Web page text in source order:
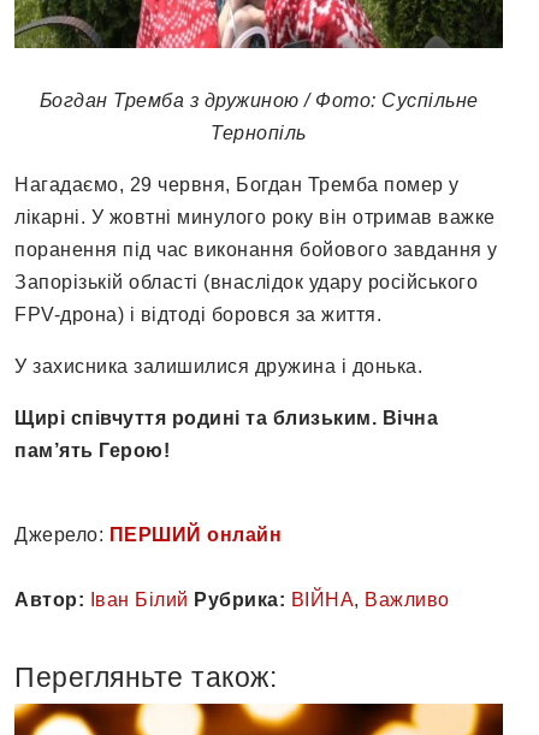
Богдан Тремба з дружиною / Фото: Суспільне
Тернопіль
Нагадаємо, 29 червня, Богдан Тремба помер у
лікарні. У жовтні минулого року він отримав важке
поранення під час виконання бойового завдання у
Запорізькій області (внаслідок удару російського
FPV-дрона) і відтоді боровся за життя.
У захисника залишилися дружина і донька.
Щирі співчуття родині та близьким. Вічна
пам’ять Герою!
Джерело: ПЕРШИЙ онлайн
Автор: Іван Білий Рубрика: ВІЙНА, Важливо
Перегляньте також: